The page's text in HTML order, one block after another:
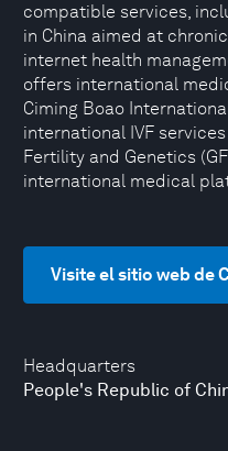
Headquarters
People's Republic of
compatible services,
in China aimed at
internet health
offers international
Ciming Boao
international IVF
Fertility and Genetics
international medical
Visite el sitio web de